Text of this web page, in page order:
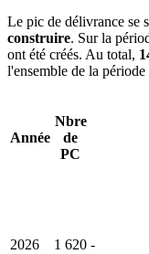
Le pic de délivrance se
construire. Sur la
ont été créés. Au total,
l'ensemble de la
Année
Nbre
de
PC
2026 1 620 -